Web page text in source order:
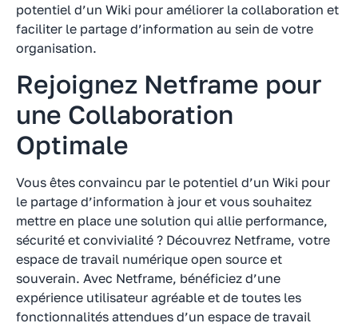
potentiel d’un Wiki pour améliorer la collaboration et
faciliter le partage d’information au sein de votre
organisation.
Rejoignez Netframe pour
une Collaboration
Optimale
Vous êtes convaincu par le potentiel d’un Wiki pour
le partage d’information à jour et vous souhaitez
mettre en place une solution qui allie performance,
sécurité et convivialité ? Découvrez Netframe, votre
espace de travail numérique open source et
souverain. Avec Netframe, bénéficiez d’une
expérience utilisateur agréable et de toutes les
fonctionnalités attendues d’un espace de travail